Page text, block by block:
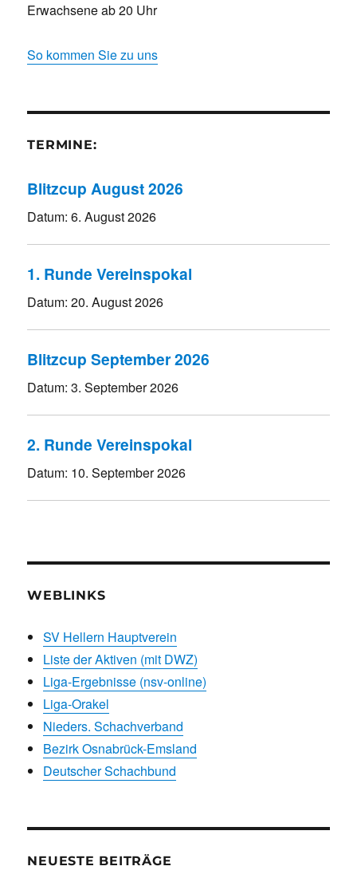
Erwachsene ab 20 Uhr
So kommen Sie zu uns
TERMINE:
Blitzcup August 2026
Datum:6. August 2026
1. Runde Vereinspokal
Datum:20. August 2026
Blitzcup September 2026
Datum:3. September 2026
2. Runde Vereinspokal
Datum: 10. September 2026
WEBLINKS
SV Hellern Hauptverein
Liste der Aktiven (mit DWZ)
Liga-Ergebnisse (nsv-online)
Liga-Orakel
Nieders. Schachverband
Bezirk Osnabrück-Emsland
Deutscher Schachbund
NEUESTE BEITRÄGE